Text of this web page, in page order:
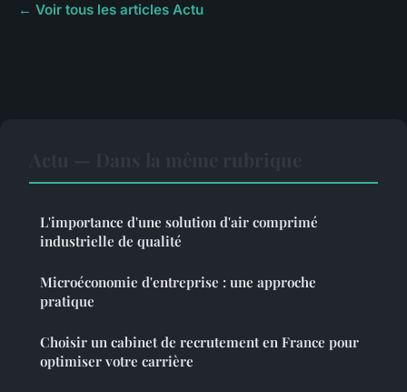
← Voir tous les articles Actu
L'importance d'une solution d'air comprimé
industrielle de qualité
Microéconomie d'entreprise : une approche
pratique
Choisir un cabinet de recrutement en France pour
optimiser votre carrière